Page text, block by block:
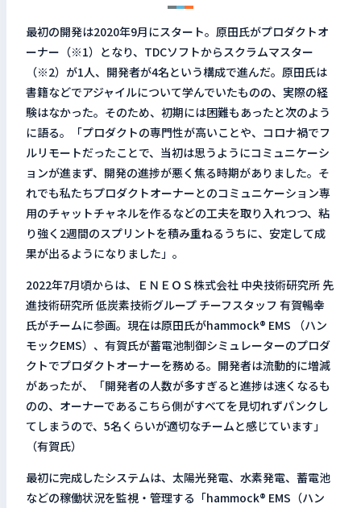
最初の開発は2020年9月にスタート。原田氏がプロダクトオ
ーナー（※1）となり、TDCソフトからスクラムマスター
（※2）が1人、開発者が4名という構成で進んだ。原田氏は
書籍などでアジャイルについて学んでいたものの、実際の経
験はなかった。そのため、初期には困難もあったと次のよう
に語る。「プロダクトの専門性が高いことや、コロナ禍でフ
ルリモートだったことで、当初は思うようにコミュニケーシ
ョンが進まず、開発の進捗が悪く焦る時期がありました。そ
れでも私たちプロダクトオーナーとのコミュニケーション専
用のチャットチャネルを作るなどの工夫を取り入れつつ、粘
り強く2週間のスプリントを積み重ねるうちに、安定して成
果が出るようになりました」。
2022年7月頃からは、ＥＮＥＯＳ株式会社 中央技術研究所 先
進技術研究所 低炭素技術グループ チーフスタッフ 有賀暢幸
氏がチームに参画。現在は原田氏がhammock® EMS （ハン
モックEMS）、有賀氏が蓄電池制御シミュレーターのプロダ
クトでプロダクトオーナーを務める。開発者は流動的に増減
があったが、「開発者の人数が多すぎると進捗は速くなるも
のの、オーナーであるこちら側がすべてを見切れずパンクし
てしまうので、5名くらいが適切なチームと感じています」
（有賀氏）
最初に完成したシステムは、太陽光発電、水素発電、蓄電池
などの稼働状況を監視・管理する「hammock® EMS（ハン